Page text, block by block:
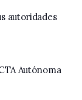
autoridades
Autónoma